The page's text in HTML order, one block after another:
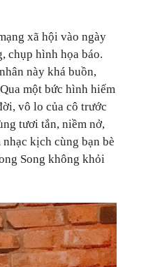
xã hội vào ngày
chụp hình họa báo.
này khá buồn,
một bức hình hiếm
vô lo của cô trước
tươi tắn, niềm nở,
kịch cùng bạn bè
Song không khỏi